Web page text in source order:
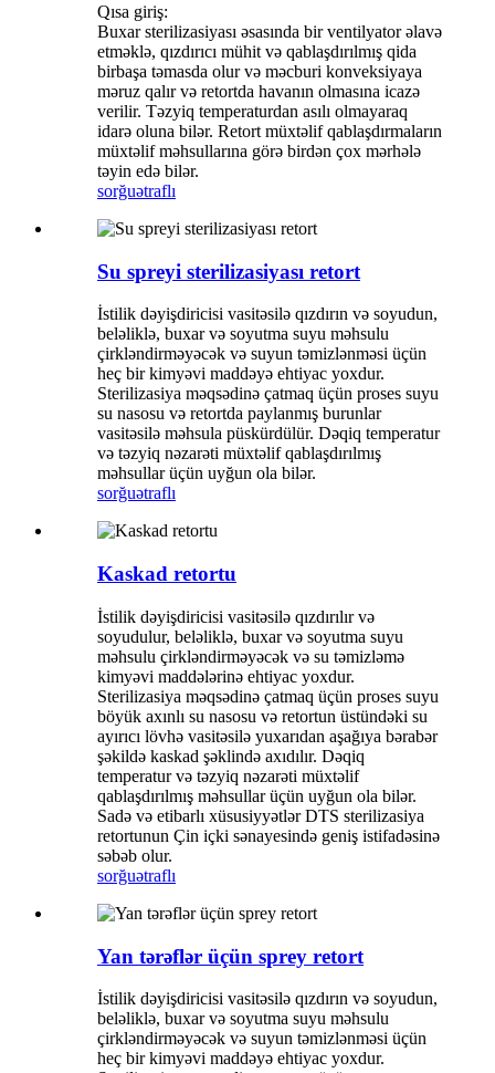
Qısa giriş:
Buxar sterilizasiyası əsasında bir ventilyator əlavə
etməklə, qızdırıcı mühit və qablaşdırılmış qida
birbaşa təmasda olur və məcburi konveksiyaya
məruz qalır və retortda havanın olmasına icazə
verilir. Təzyiq temperaturdan asılı olmayaraq
idarə oluna bilər. Retort müxtəlif qablaşdırmaların
müxtəlif məhsullarına görə birdən çox mərhələ
təyin edə bilər.
sorğuətraflı
Su spreyi sterilizasiyası retort
İstilik dəyişdiricisi vasitəsilə qızdırın və soyudun,
beləliklə, buxar və soyutma suyu məhsulu
çirkləndirməyəcək və suyun təmizlənməsi üçün
heç bir kimyəvi maddəyə ehtiyac yoxdur.
Sterilizasiya məqsədinə çatmaq üçün proses suyu
su nasosu və retortda paylanmış burunlar
vasitəsilə məhsula püskürdülür. Dəqiq temperatur
və təzyiq nəzarəti müxtəlif qablaşdırılmış
məhsullar üçün uyğun ola bilər.
sorğuətraflı
Kaskad retortu
İstilik dəyişdiricisi vasitəsilə qızdırılır və
soyudulur, beləliklə, buxar və soyutma suyu
məhsulu çirkləndirməyəcək və su təmizləmə
kimyəvi maddələrinə ehtiyac yoxdur.
Sterilizasiya məqsədinə çatmaq üçün proses suyu
böyük axınlı su nasosu və retortun üstündəki su
ayırıcı lövhə vasitəsilə yuxarıdan aşağıya bərabər
şəkildə kaskad şəklində axıdılır. Dəqiq
temperatur və təzyiq nəzarəti müxtəlif
qablaşdırılmış məhsullar üçün uyğun ola bilər.
Sadə və etibarlı xüsusiyyətlər DTS sterilizasiya
retortunun Çin içki sənayesində geniş istifadəsinə
səbəb olur.
sorğuətraflı
Yan tərəflər üçün sprey retort
İstilik dəyişdiricisi vasitəsilə qızdırın və soyudun,
beləliklə, buxar və soyutma suyu məhsulu
çirkləndirməyəcək və suyun təmizlənməsi üçün
heç bir kimyəvi maddəyə ehtiyac yoxdur.